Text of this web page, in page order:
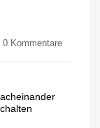
0 Kommentare